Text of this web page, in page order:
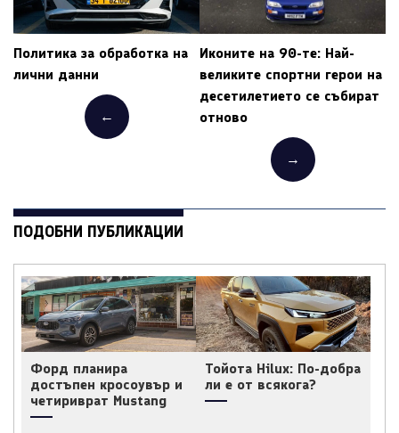
Политика за обработка на
лични данни
←
Иконите на 90-те: Най-
великите спортни герои на
десетилетието се събират
отново
→
ПОДОБНИ ПУБЛИКАЦИИ
Форд планира
достъпен кросоувър и
четириврат Mustang
Тойота Hilux: По-добра
ли е от всякога?